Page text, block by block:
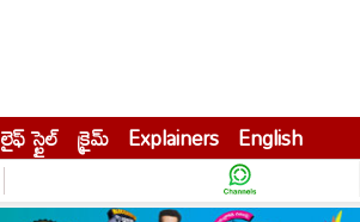
లైఫ్ స్టైల్ క్రైమ్ Explainers English